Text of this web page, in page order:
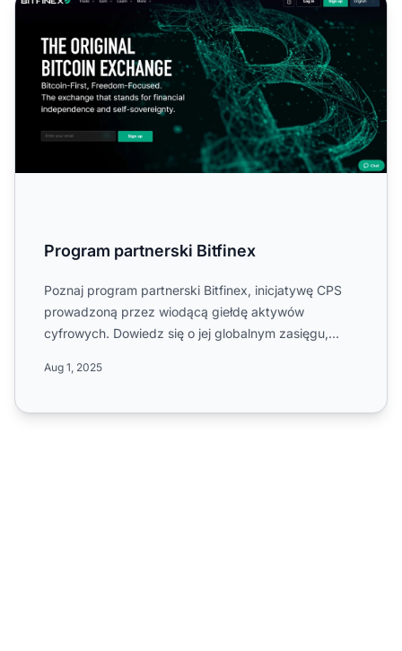
Program partnerski Bitfinex
Poznaj program partnerski Bitfinex, inicjatywę CPS
prowadzoną przez wiodącą giełdę aktywów
cyfrowych. Dowiedz się o jej globalnym zasięgu,
Aug 1, 2025